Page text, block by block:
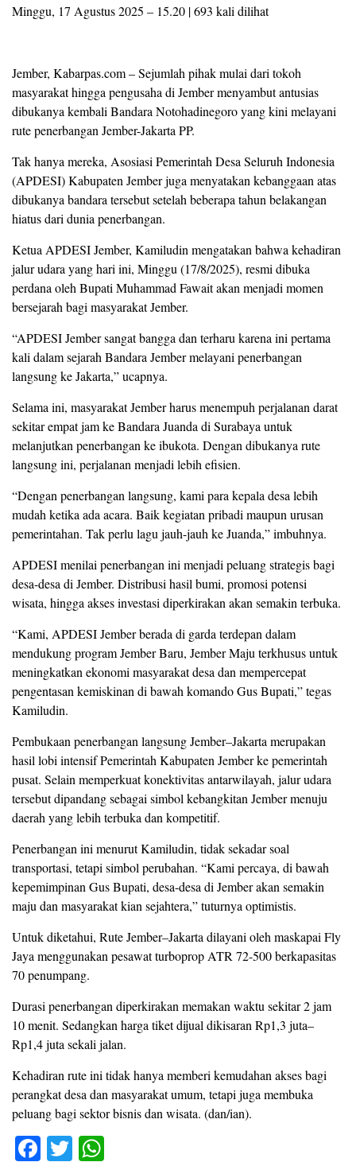
Minggu, 17 Agustus 2025 – 15.20 | 693 kali dilihat
Jember, Kabarpas.com – Sejumlah pihak mulai dari tokoh
masyarakat hingga pengusaha di Jember menyambut antusias
dibukanya kembali Bandara Notohadinegoro yang kini melayani
rute penerbangan Jember-Jakarta PP.
Tak hanya mereka, Asosiasi Pemerintah Desa Seluruh Indonesia
(APDESI) Kabupaten Jember juga menyatakan kebanggaan atas
dibukanya bandara tersebut setelah beberapa tahun belakangan
hiatus dari dunia penerbangan.
Ketua APDESI Jember, Kamiludin mengatakan bahwa kehadiran
jalur udara yang hari ini, Minggu (17/8/2025), resmi dibuka
perdana oleh Bupati Muhammad Fawait akan menjadi momen
bersejarah bagi masyarakat Jember.
“APDESI Jember sangat bangga dan terharu karena ini pertama
kali dalam sejarah Bandara Jember melayani penerbangan
langsung ke Jakarta,” ucapnya.
Selama ini, masyarakat Jember harus menempuh perjalanan darat
sekitar empat jam ke Bandara Juanda di Surabaya untuk
melanjutkan penerbangan ke ibukota. Dengan dibukanya rute
langsung ini, perjalanan menjadi lebih efisien.
“Dengan penerbangan langsung, kami para kepala desa lebih
mudah ketika ada acara. Baik kegiatan pribadi maupun urusan
pemerintahan. Tak perlu lagu jauh-jauh ke Juanda,” imbuhnya.
APDESI menilai penerbangan ini menjadi peluang strategis bagi
desa-desa di Jember. Distribusi hasil bumi, promosi potensi
wisata, hingga akses investasi diperkirakan akan semakin terbuka.
“Kami, APDESI Jember berada di garda terdepan dalam
mendukung program Jember Baru, Jember Maju terkhusus untuk
meningkatkan ekonomi masyarakat desa dan mempercepat
pengentasan kemiskinan di bawah komando Gus Bupati,” tegas
Kamiludin.
Pembukaan penerbangan langsung Jember–Jakarta merupakan
hasil lobi intensif Pemerintah Kabupaten Jember ke pemerintah
pusat. Selain memperkuat konektivitas antarwilayah, jalur udara
tersebut dipandang sebagai simbol kebangkitan Jember menuju
daerah yang lebih terbuka dan kompetitif.
Penerbangan ini menurut Kamiludin, tidak sekadar soal
transportasi, tetapi simbol perubahan. “Kami percaya, di bawah
kepemimpinan Gus Bupati, desa-desa di Jember akan semakin
maju dan masyarakat kian sejahtera,” tuturnya optimistis.
Untuk diketahui, Rute Jember–Jakarta dilayani oleh maskapai Fly
Jaya menggunakan pesawat turboprop ATR 72-500 berkapasitas
70 penumpang.
Durasi penerbangan diperkirakan memakan waktu sekitar 2 jam
10 menit. Sedangkan harga tiket dijual dikisaran Rp1,3 juta–
Rp1,4 juta sekali jalan.
Kehadiran rute ini tidak hanya memberi kemudahan akses bagi
perangkat desa dan masyarakat umum, tetapi juga membuka
peluang bagi sektor bisnis dan wisata. (dan/ian).
F
T